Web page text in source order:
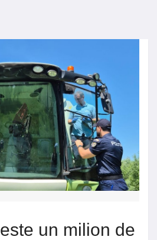
un milion de